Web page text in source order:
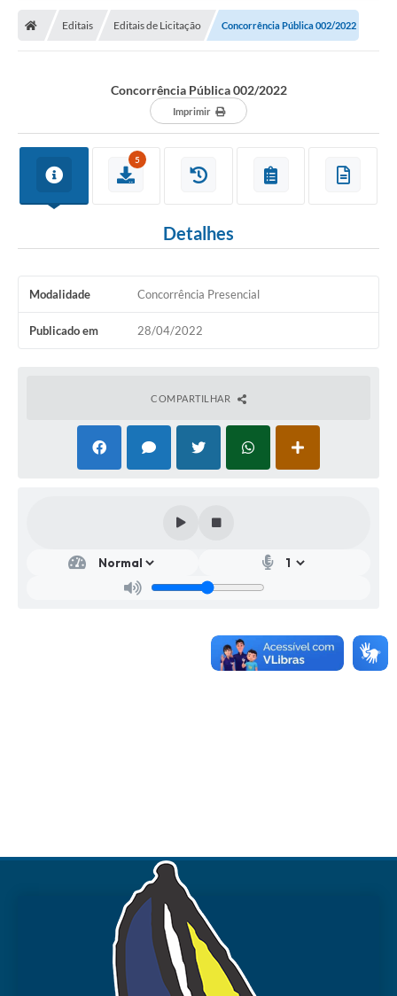
Editais Editais de Licitação Concorrência Pública 002/2022
Concorrência Pública 002/2022
Imprimir
5
Detalhes
Modalidade Concorrência Presencial
Publicado em 28/04/2022
COMPARTILHAR